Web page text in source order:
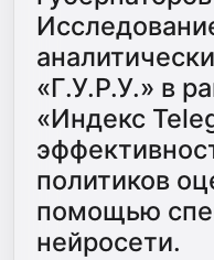
«Г.У.Р.У.» в
«Индекс
политиков
помощью
нейросети.